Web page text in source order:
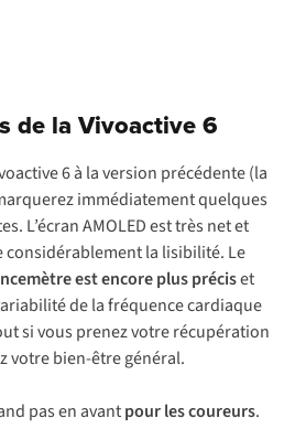
de la Vivoactive 6
6 à la version précédente (la
immédiatement quelques
L’écran AMOLED est très net et
considérablement la lisibilité. Le
est encore plus préciset
de la fréquence cardiaque
si vous prenez votre récupération
votre bien-être général.
pas en avantpour lescoureurs.